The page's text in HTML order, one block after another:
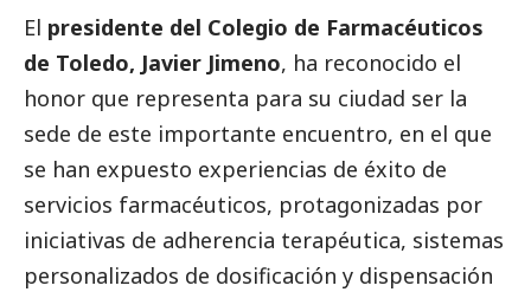
El presidente del Colegio de Farmacéuticos
de Toledo, Javier Jimeno, ha reconocido el
honor que representa para su ciudad ser la
sede de este importante encuentro, en el que
se han expuesto experiencias de éxito de
servicios farmacéuticos, protagonizadas por
iniciativas de adherencia terapéutica, sistemas
personalizados de dosificación y dispensación